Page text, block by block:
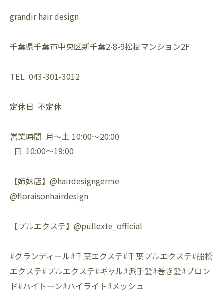
grandir hair design
千葉県千葉市中央区新千葉2-8-9松樹マンション2F
TEL 043-301-3012
定休日 不定休
営業時間 月〜土 10:00〜20:00
日 10:00〜19:00
【姉妹店】@hairdesigngerme
@floraisonhairdesign
【プルエクステ】@pullexte_official
#グランディール#千葉エクステ#千葉プルエクステ#船橋
エクステ#プルエクステ#ギャル#派手髪#巻き髪#ブロン
ド#ハイトーン#ハイライト#メッシュ